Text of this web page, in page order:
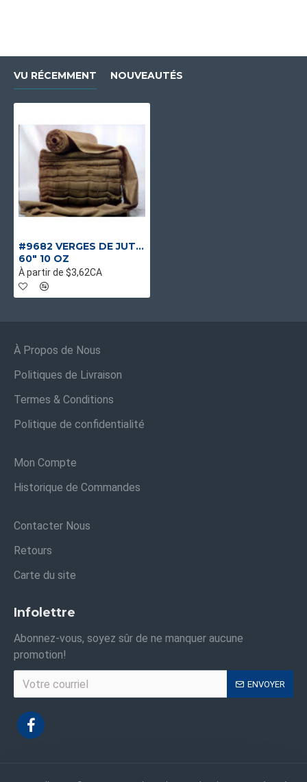
VU RÉCEMMENT NOUVEAUTÉS
#9682 VERGES DE JUTE PLIÉES
60" 10 OZ
À partir de $3,62CA
À Propos de Nous
Politiques de Livraison
Termes & Conditions
Politique de confidentialité
Mon Compte
Historique de Commandes
Contacter Nous
Retours
Carte du site
Infolettre
Abonnez-vous, soyez sûr de ne manquer aucune
promotion!
ENVOYER